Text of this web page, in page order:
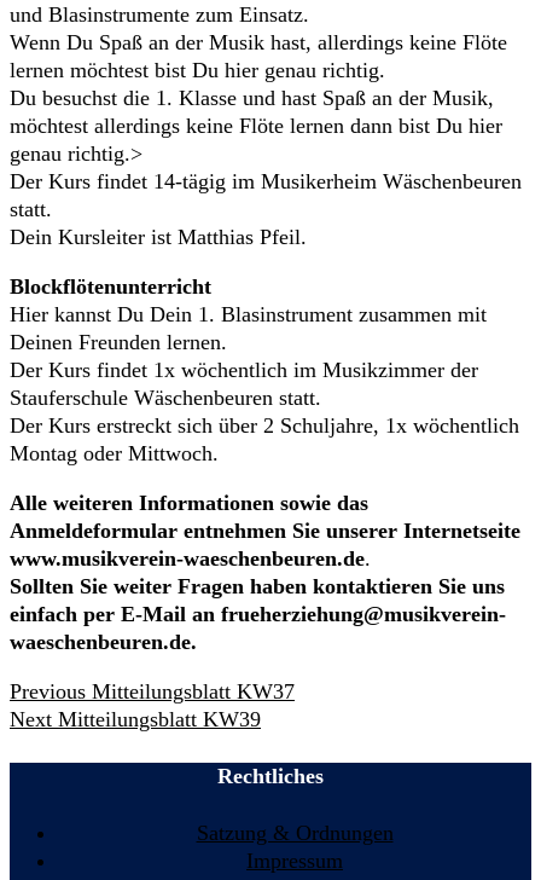
und Blasinstrumente zum Einsatz.
Wenn Du Spaß an der Musik hast, allerdings keine Flöte
lernen möchtest bist Du hier genau richtig.
Du besuchst die 1. Klasse und hast Spaß an der Musik,
möchtest allerdings keine Flöte lernen dann bist Du hier
genau richtig.>
Der Kurs findet 14-tägig im Musikerheim Wäschenbeuren
statt.
Dein Kursleiter ist Matthias Pfeil.
Blockflötenunterricht
Hier kannst Du Dein 1. Blasinstrument zusammen mit
Deinen Freunden lernen.
Der Kurs findet 1x wöchentlich im Musikzimmer der
Stauferschule Wäschenbeuren statt.
Der Kurs erstreckt sich über 2 Schuljahre, 1x wöchentlich
Montag oder Mittwoch.
Alle weiteren Informationen sowie das
Anmeldeformular entnehmen Sie unserer Internetseite
www.musikverein-waeschenbeuren.de.
Sollten Sie weiter Fragen haben kontaktieren Sie uns
einfach per E-Mail an frueherziehung@musikverein-
waeschenbeuren.de.
Beitrags-
Navigation
Previous Previous
post:
Mitteilungsblatt KW37
Next Next
Mitteilungsblatt KW39
Rechtliches
Satzung & Ordnungen
Impressum